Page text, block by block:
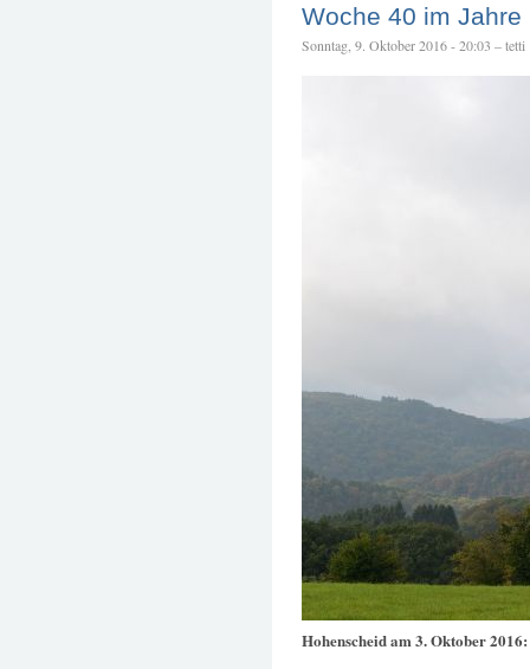
Woche 40 im Jahre
Sonntag, 9. Oktober 2016 - 20:03 – tetti
Hohenscheid am 3. Oktober 2016: